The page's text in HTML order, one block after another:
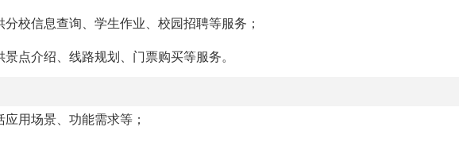
校信息查询、学生作业、校园招聘等服务；
点介绍、线路规划、门票购买等服务。
用场景、功能需求等；